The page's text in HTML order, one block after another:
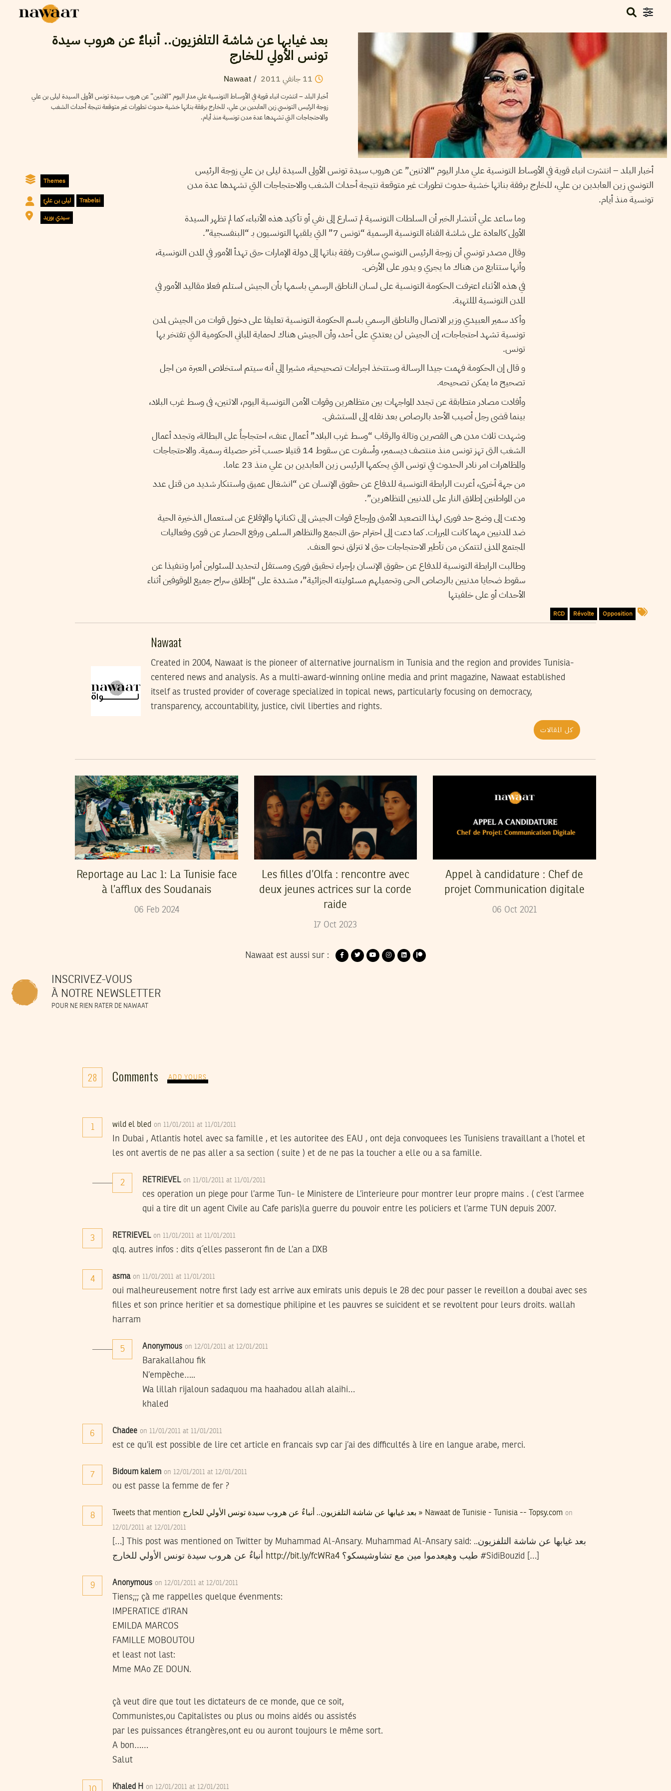
بعد غيابها عن شاشة التلفزيون.. أنباءٌ عن هروب سيدة
تونس الأولي للخارج
11 جانفي 2011
/
Nawaat
أخبار البلد – انتشرت انباء قوية في الأوساط التونسية علي مدار اليوم “الاثنين” عن هروب سيدة تونس الأولى السيدة ليلى بن علي
زوجة الرئيس التونسي زين العابدين بن علي، للخارج برفقة بناتها خشية حدوث تطورات غير متوقعة نتيجة أحداث الشغب
والاحتجاجات التي تشهدها عدة مدن تونسية منذ أيام.
Themes
ليلى بن عليّ
Trabelsi
سيدي بوزيد
أخبار البلد – انتشرت انباء قوية في الأوساط التونسية علي مدار اليوم “الاثنين” عن هروب سيدة تونس الأولى السيدة ليلى بن علي زوجة الرئيس
التونسي زين العابدين بن علي، للخارج برفقة بناتها خشية حدوث تطورات غير متوقعة نتيجة أحداث الشغب والاحتجاجات التي تشهدها عدة مدن
تونسية منذ أيام.
وما ساعد علي أنتشار الخبر أن السلطات التونسية لم تسارع إلى نفي أو تأكيد هذه الأنباء، كما لم تظهر السيدة
الأولى كالعادة على شاشة القناة التونسية الرسمية “تونس 7” التي يلقبها التونسيون بـ “البنفسجية”.
وقال مصدر تونسي أن زوجة الرئيس التونسي سافرت رفقة بناتها إلى دولة الإمارات حتى تهدأ الأمور في المدن التونسية،
وأنها ستتابع من هناك ما يجري و يدور على الأرض.
في هذه الأثناء اعترفت الحكومة التونسية على لسان الناطق الرسمي باسمها بأن الجيش استلم فعلا مقاليد الأمور في
المدن التونسية الملتهبة.
وأكد سمير العبيدي وزير الاتصال والناطق الرسمي باسم الحكومة التونسية تعليقا على دخول قوات من الجيش لمدن
تونسية تشهد احتجاجات، إن الجيش لن يعتدي على أحد، وأن الجيش هناك لحماية المباني الحكومية التي تفتخر بها
تونس.
و قال إن الحكومة فهمت جيدا الرسالة وستتخذ اجراءات تصحيحية، مشيرا إلي أنه سيتم استخلاص العبرة من اجل
تصحيح ما يمكن تصحيحه.
وأفادت مصادر متطابقة عن تجدد المواجهات بين متظاهرين وقوات الأمن التونسية اليوم، الاثنين، فى وسط غرب البلاد،
بينما قضى رجل أصيب الأحد بالرصاص بعد نقله إلى المستشفى.
وشهدت ثلاث مدن هى القصرين وتالة والرقاب “وسط غرب البلاد” أعمال عنف، احتجاجاً على البطالة، وتجدد أعمال
الشغب التى تهز تونس منذ منتصف ديسمبر، وأسفرت عن سقوط 14 قتيلا حسب آخر حصيلة رسمية. والاحتجاجات
والمظاهرات امر نادر الحدوث في تونس التي يحكمها الرئيس زين العابدين بن علي منذ 23 عاما.
من جهة أخرى، أعربت الرابطة التونسية للدفاع عن حقوق الإنسان عن “انشغال عميق واستنكار شديد من قتل عدد
من المواطنين إطلاق النار على المدنيين المتظاهرين”.
ودعت إلى وضع حد فورى لهذا التصعيد الأمنى وإرجاع قوات الجيش إلى ثكناتها والإقلاع عن استعمال الذخيرة الحية
ضد المدنيين مهما كانت المبررات. كما دعت إلى احترام حق التجمع والتظاهر السلمى ورفع الحصار عن قوى وفعاليات
المجتمع المدنى لتتمكن من تأطير الاحتجاجات حتى لا تنزلق نحو العنف.
وطالبت الرابطة التونسية للدفاع عن حقوق الإنسان بإجراء تحقيق فورى ومستقل لتحديد المسئولين أمرا وتنفيذا عن
سقوط ضحايا مدنيين بالرصاص الحى وتحميلهم مسئوليته الجزائية”، مشددة على “إطلاق سراح جميع الموقوفين أثناء
الأحداث أو على خلفيتها
Opposition
Révolte
RCD
Nawaat
Created in 2004, Nawaat is the pioneer of alternative journalism in Tunisia and the region and provides Tunisia-
centered news and analysis. As a multi-award-winning online media and print magazine, Nawaat established
itself as trusted provider of coverage specialized in topical news, particularly focusing on democracy,
transparency, accountability, justice, civil liberties and rights.
كل المقالات
Reportage au Lac 1: La Tunisie face
à l’afflux des Soudanais
06 Feb 2024
Les filles d’Olfa : rencontre avec
deux jeunes actrices sur la corde
raide
17 Oct 2023
Appel à candidature : Chef de
projet Communication digitale
06 Oct 2021
Nawaat est aussi sur :
INSCRIVEZ-VOUS
À NOTRE NEWSLETTER
POUR NE RIEN RATER DE NAWAAT
28 Comments ADD YOURS
1 wild el bled on 11/01/2011 at 11/01/2011
In Dubai , Atlantis hotel avec sa famille , et les autoritee des EAU , ont deja convoquees les Tunisiens travaillant a l’hotel et
les ont avertis de ne pas aller a sa section ( suite ) et de ne pas la toucher a elle ou a sa famille.
2 RETRIEVEL on 11/01/2011 at 11/01/2011
ces operation un piege pour l’arme Tun- le Ministere de L’interieure pour montrer leur propre mains . ( c’est l’armee
qui a tire dit un agent Civile au Cafe paris)la guerre du pouvoir entre les policiers et l’arme TUN depuis 2007.
3 RETRIEVEL on 11/01/2011 at 11/01/2011
qlq. autres infos : dits q´elles passeront fin de L’an a DXB
4 asma on 11/01/2011 at 11/01/2011
oui malheureusement notre first lady est arrive aux emirats unis depuis le 28 dec pour passer le reveillon a doubai avec ses
filles et son prince heritier et sa domestique philipine et les pauvres se suicident et se revoltent pour leurs droits. wallah
harram
5 Anonymous on 12/01/2011 at 12/01/2011
Barakallahou fik
N’empèche…..
Wa lillah rijaloun sadaquou ma haahadou allah alaihi…
khaled
6 Chadee on 11/01/2011 at 11/01/2011
est ce qu’il est possible de lire cet article en francais svp car j’ai des difficultés à lire en langue arabe, merci.
7 Bidoum kalem on 12/01/2011 at 12/01/2011
ou est passe la femme de fer ?
8 Tweets that mention بعد غيابها عن شاشة التلفزيون.. أنباءٌ عن هروب سيدة تونس الأولي للخارج » Nawaat de Tunisie - Tunisia -- Topsy.com on
12/01/2011 at 12/01/2011
[…] This post was mentioned on Twitter by Muhammad Al-Ansary. Muhammad Al-Ansary said: بعد غيابها عن شاشة التلفزيون..
http://bit.ly/fcWRa4 طيب وهيعدموا مين مع تشاوشيسكو؟ #SidiBouzid […]
9 Anonymous on 12/01/2011 at 12/01/2011
Tiens;;; çà me rappelles quelque évenments:
IMPERATICE d’IRAN
EMILDA MARCOS
FAMILLE MOBOUTOU
et least not last:
Mme MAo ZE DOUN.
çà veut dire que tout les dictateurs de ce monde, que ce soit,
Communistes,ou Capitalistes ou plus ou moins aidés ou assistés
par les puissances étrangères,ont eu ou auront toujours le même sort.
A bon……
Salut
Khaled H on 12/01/2011 at 12/01/2011